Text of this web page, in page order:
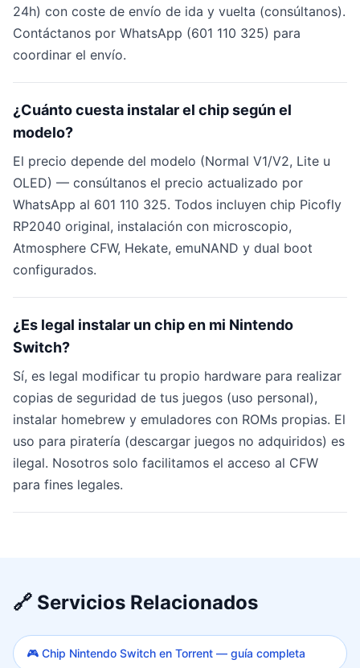
24h) con coste de envío de ida y vuelta (consúltanos).
Contáctanos por WhatsApp (601 110 325) para
coordinar el envío.
¿Cuánto cuesta instalar el chip según el
modelo?
El precio depende del modelo (Normal V1/V2, Lite u
OLED) — consúltanos el precio actualizado por
WhatsApp al 601 110 325. Todos incluyen chip Picofly
RP2040 original, instalación con microscopio,
Atmosphere CFW, Hekate, emuNAND y dual boot
configurados.
¿Es legal instalar un chip en mi Nintendo
Switch?
Sí, es legal modificar tu propio hardware para realizar
copias de seguridad de tus juegos (uso personal),
instalar homebrew y emuladores con ROMs propias. El
uso para piratería (descargar juegos no adquiridos) es
ilegal. Nosotros solo facilitamos el acceso al CFW
para fines legales.
🔗 Servicios Relacionados
🎮 Chip Nintendo Switch en Torrent — guía completa